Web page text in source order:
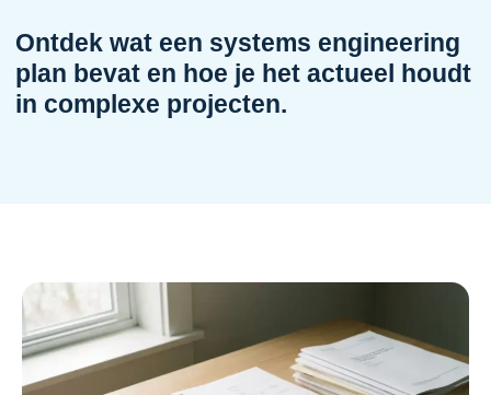
Ontdek wat een systems engineering
plan bevat en hoe je het actueel houdt
in complexe projecten.